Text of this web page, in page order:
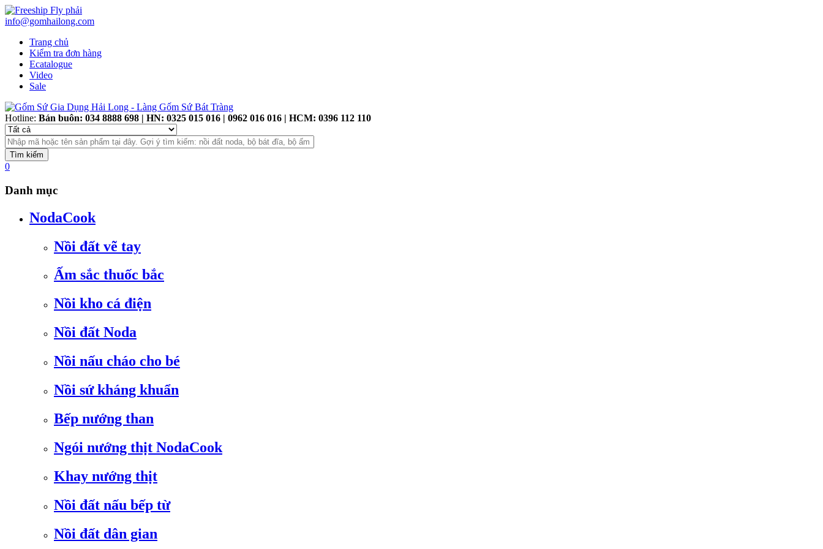
info@gomhailong.com
Trang chủ
Kiểm tra đơn hàng
Ecatalogue
Video
Sale
Hotline: Bán buôn: 034 8888 698 | HN: 0325 015 016 | 0962 016 016 | HCM: 0396 112 110
0
Danh mục
NodaCook
Nồi đất vẽ tay
Ấm sắc thuốc bắc
Nồi kho cá điện
Nồi đất Noda
Nồi nấu cháo cho bé
Nồi sứ kháng khuẩn
Bếp nướng than
Ngói nướng thịt NodaCook
Khay nướng thịt
Nồi đất nấu bếp từ
Nồi đất dân gian